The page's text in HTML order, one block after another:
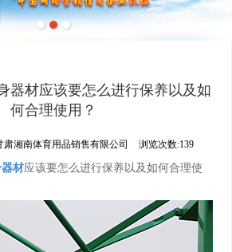
器材应该要怎么进行保养以及如
何合理使用？
肃湘南体育用品销售有限公司 浏览次数:139
材应该要怎么进行保养以及如何合理使